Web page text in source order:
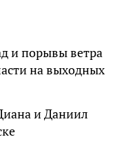
и порывы ветра
на выходных
и Даниил